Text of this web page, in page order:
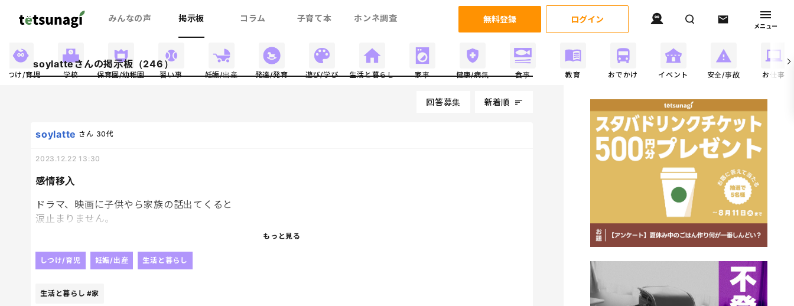
みんなの声 掲示板 コラム 子育て本 ホンネ調査 無料登録 ログイン
メニュー
しつけ/育児 学校 保育園/幼稚園 習い事 妊娠/出産 発達/発育 遊び/学び 生活と暮らし 家事 健康/病気 食事 教育 おでかけ イベント 安全/事故 お仕事
soylatteさんの掲示板（246）
回答募集 新着順
感情移入
soylatte さん 30代
2023.12.22 13:30
ドラマ、映画に子供やら家族の話出てくると
涙止まりません。
医者系は特に止まらず、
ふと思い返して私の涙だったってわかってびっくり笑
もっと見る
しつけ/育児 妊娠/出産 生活と暮らし
生活と暮らし #家